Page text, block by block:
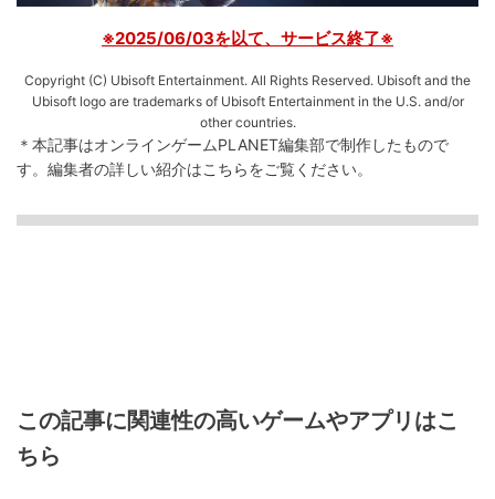
※2025/06/03を以て、サービス終了※
Copyright (C) Ubisoft Entertainment. All Rights Reserved. Ubisoft and the
Ubisoft logo are trademarks of Ubisoft Entertainment in the U.S. and/or
other countries.
＊本記事はオンラインゲームPLANET編集部で制作したもので
す。 編集者の詳しい紹介はこちらをご覧ください。
この記事に関連性の高いゲームやアプリはこ
ちら